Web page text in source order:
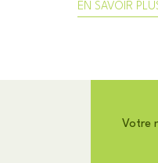
EN SAVOIR
Votre